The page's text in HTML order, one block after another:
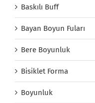
Baskılı Buff
Bayan Boyun Fuları
Bere Boyunluk
Bisiklet Forma
Boyunluk